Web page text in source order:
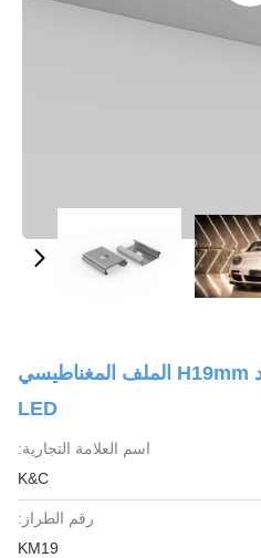
K & C مكتب ديكور بأكسيد H19mm الملف المغناطيسي
LED
اسم العلامة التجارية:
K&C
رقم الطراز:
KM19